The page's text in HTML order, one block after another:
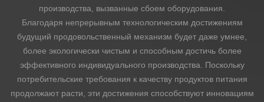
производства, вызванные сбоем оборудования.
Благодаря непрерывным технологическим достижениям
будущий продовольственный механизм будет даже умнее,
более экологически чистым и способным достичь более
эффективного индивидуального производства. Поскольку
потребительские требования к качеству продуктов питания
продолжают расти, эти достижения способствуют инновациям